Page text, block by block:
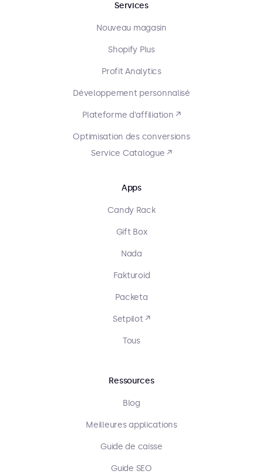
Services
Nouveau magasin
Shopify Plus
Profit Analytics
Développement personnalisé
Plateforme d'affiliation ↗
Optimisation des conversions
Service Catalogue ↗
Apps
Candy Rack
Gift Box
Nada
Fakturoid
Packeta
Setpilot ↗
Tous
Ressources
Blog
Meilleures applications
Guide de caisse
Guide SEO